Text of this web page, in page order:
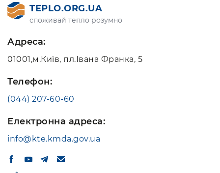
TEPLO.ORG.UA
споживай тепло розумно
Адреса:
01001,м.Київ, пл.Івана Франка, 5
Телефон:
(044) 207-60-60
Електронна адреса:
info@kte.kmda.gov.ua